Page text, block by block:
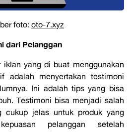
foto: oto-7.xyz
dari Pelanggan
yang di buat menggunakan
adalah menyertakan testimoni
Ini adalah tips yang bisa
Testimoni bisa menjadi salah
cukup jelas untuk produk yang
pelanggan setelah